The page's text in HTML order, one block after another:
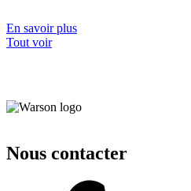
En savoir plus
Tout voir
Nous contacter